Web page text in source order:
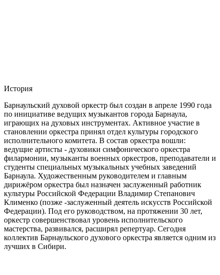
История
Барнаульский духовой оркестр был создан в апреле 1990 года
по инициативе ведущих музыкантов города Барнаула,
играющих на духовых инструментах. Активное участие в
становлении оркестра принял отдел культуры городского
исполнительного комитета. В состав оркестра вошли:
ведущие артисты - духовики симфонического оркестра
филармонии, музыканты военных оркестров, преподаватели и
студенты специальных музыкальных учебных заведений
Барнаула. Художественным руководителем и главным
дирижёром оркестра был назначен заслуженный работник
культуры Российской Федерации Владимир Степанович
Клименко (позже -заслуженный деятель искусств Российской
Федерации). Под его руководством, на протяжении 30 лет,
оркестр совершенствовал уровень исполнительского
мастерства, развивался, расширял репертуар. Сегодня
коллектив Барнаульского духового оркестра является одним из
лучших в Сибири.